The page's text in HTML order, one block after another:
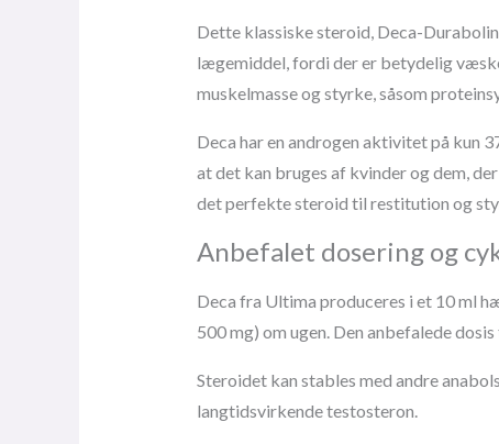
Dette klassiske steroid, Deca-
lægemiddel, fordi der er betydelig
muskelmasse og styrke, såsom
Deca har en androgen aktivitet på kun
at det kan bruges af kvinder og dem,
det perfekte steroid til restitution og
Anbefalet dosering og
Deca fra Ultima produceres i et 10 ml
500 mg) om ugen. Den anbefalede
Steroidet kan stables med andre
langtidsvirkende testosteron.